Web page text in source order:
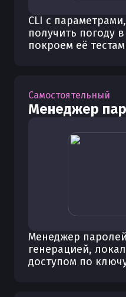
CLI с
получить погоду
покроем её
Самостоятельный
Менеджер
Менеджер
генерацией,
доступом по